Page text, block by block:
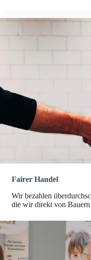
Fairer Handel
Wir bezahlen
die wir direkt von Bauern